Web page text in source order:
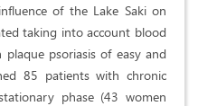
of the Lake Saki on
taking into account blood
psoriasis of easy and
85 patients with chronic
phase (43 women